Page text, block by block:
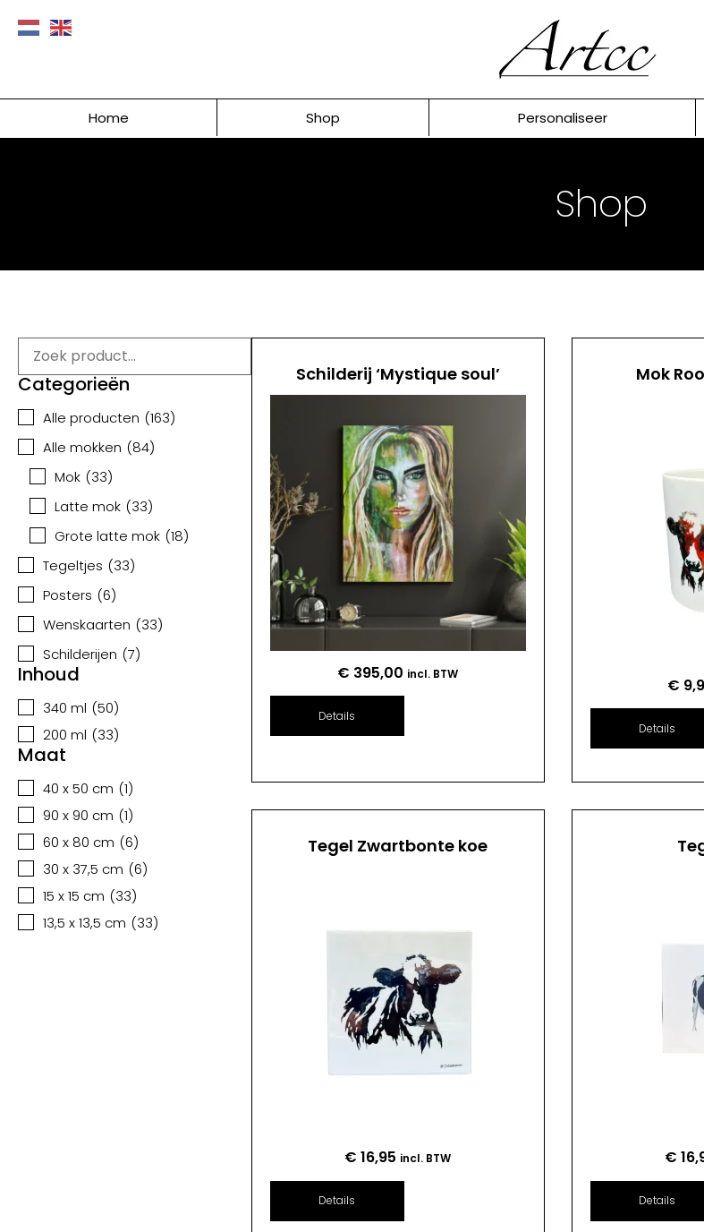
Home Shop Personaliseer
Shop
Categorieën
Alle producten (163)
Alle mokken (84)
Mok (33)
Latte mok (33)
Grote latte mok (18)
Tegeltjes (33)
Posters (6)
Wenskaarten (33)
Schilderijen (7)
Inhoud
340 ml (50)
200 ml (33)
Maat
40 x 50 cm (1)
90 x 90 cm (1)
60 x 80 cm (6)
30 x 37,5 cm (6)
15 x 15 cm (33)
13,5 x 13,5 cm (33)
Schilderij ‘Mystique soul’
€ 395,00 incl. BTW
Details
Mok
€
Details
Tegel Zwartbonte koe
€ 16,95 incl. BTW
Details
€
Details